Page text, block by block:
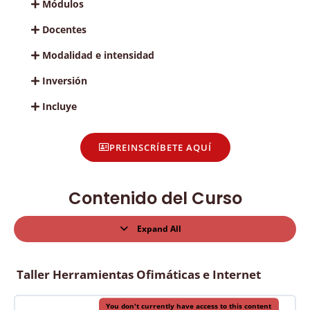
Módulos
Docentes
Modalidad e intensidad
Inversión
Incluye
PREINSCRÍBETE AQUÍ
Contenido del Curso
Expand All
Taller Herramientas Ofimáticas e Internet
You don't currently have access to this content